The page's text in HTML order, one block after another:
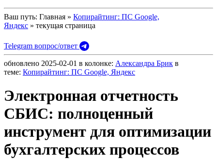
Ваш путь: Главная » Копирайтинг: ПС Google,
Яндекс » текущая страница
Telegram вопрос/ответ
обновлено 2025-02-01 в колонке: Александра Брик в
теме: Копирайтинг: ПС Google, Яндекс
Электронная отчетность
СБИС: полноценный
инструмент для оптимизации
бухгалтерских процессов